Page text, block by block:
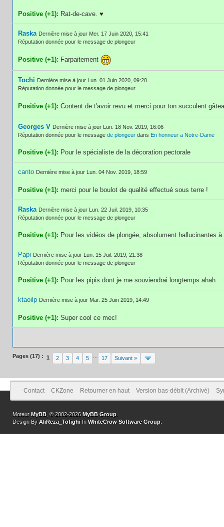
Positive (+1): Rat-de-cave. ♥
Raska Dernière mise à jour Mer. 17 Juin 2020, 15:41
Réputation donnée pour le message de plongeur
Positive (+1): Farpaitement
Tochi Dernière mise à jour Lun. 01 Juin 2020, 09:20
Réputation donnée pour le message de plongeur
Positive (+1): Content de t'avoir revu et merci pour ton succulent
Georges V Dernière mise à jour Lun. 18 Nov. 2019, 16:06
Réputation donnée pour le message de plongeur dans En honneur a Notre-Dame
Positive (+1): Pour le spécialiste de la décoration pectorale
canto Dernière mise à jour Lun. 04 Nov. 2019, 18:59
Positive (+1): merci pour le boulot de qualité effectué sous terre !
Raska Dernière mise à jour Lun. 22 Juil. 2019, 10:35
Réputation donnée pour le message de plongeur
Positive (+1): Pour les vidéos de plongée, absolument hallucinantes
Papi Dernière mise à jour Lun. 15 Juil. 2019, 21:38
Réputation donnée pour le message de plongeur
Positive (+1): Pour les pipis dont je me souviendrai longtemps ahah
ktaoilp Dernière mise à jour Mar. 25 Juin 2019, 14:49
Positive (+1): Super cool ce mec!
Pages (17) : 1 2 3 4 5 17 Suivant »
Contact CKZone Retourner en haut Version bas-débit (Archivé)
Moteur MyBB , © 2002-2026MyBB Group
Design By AliReza_Tofighi In WhiteCrow Software Group